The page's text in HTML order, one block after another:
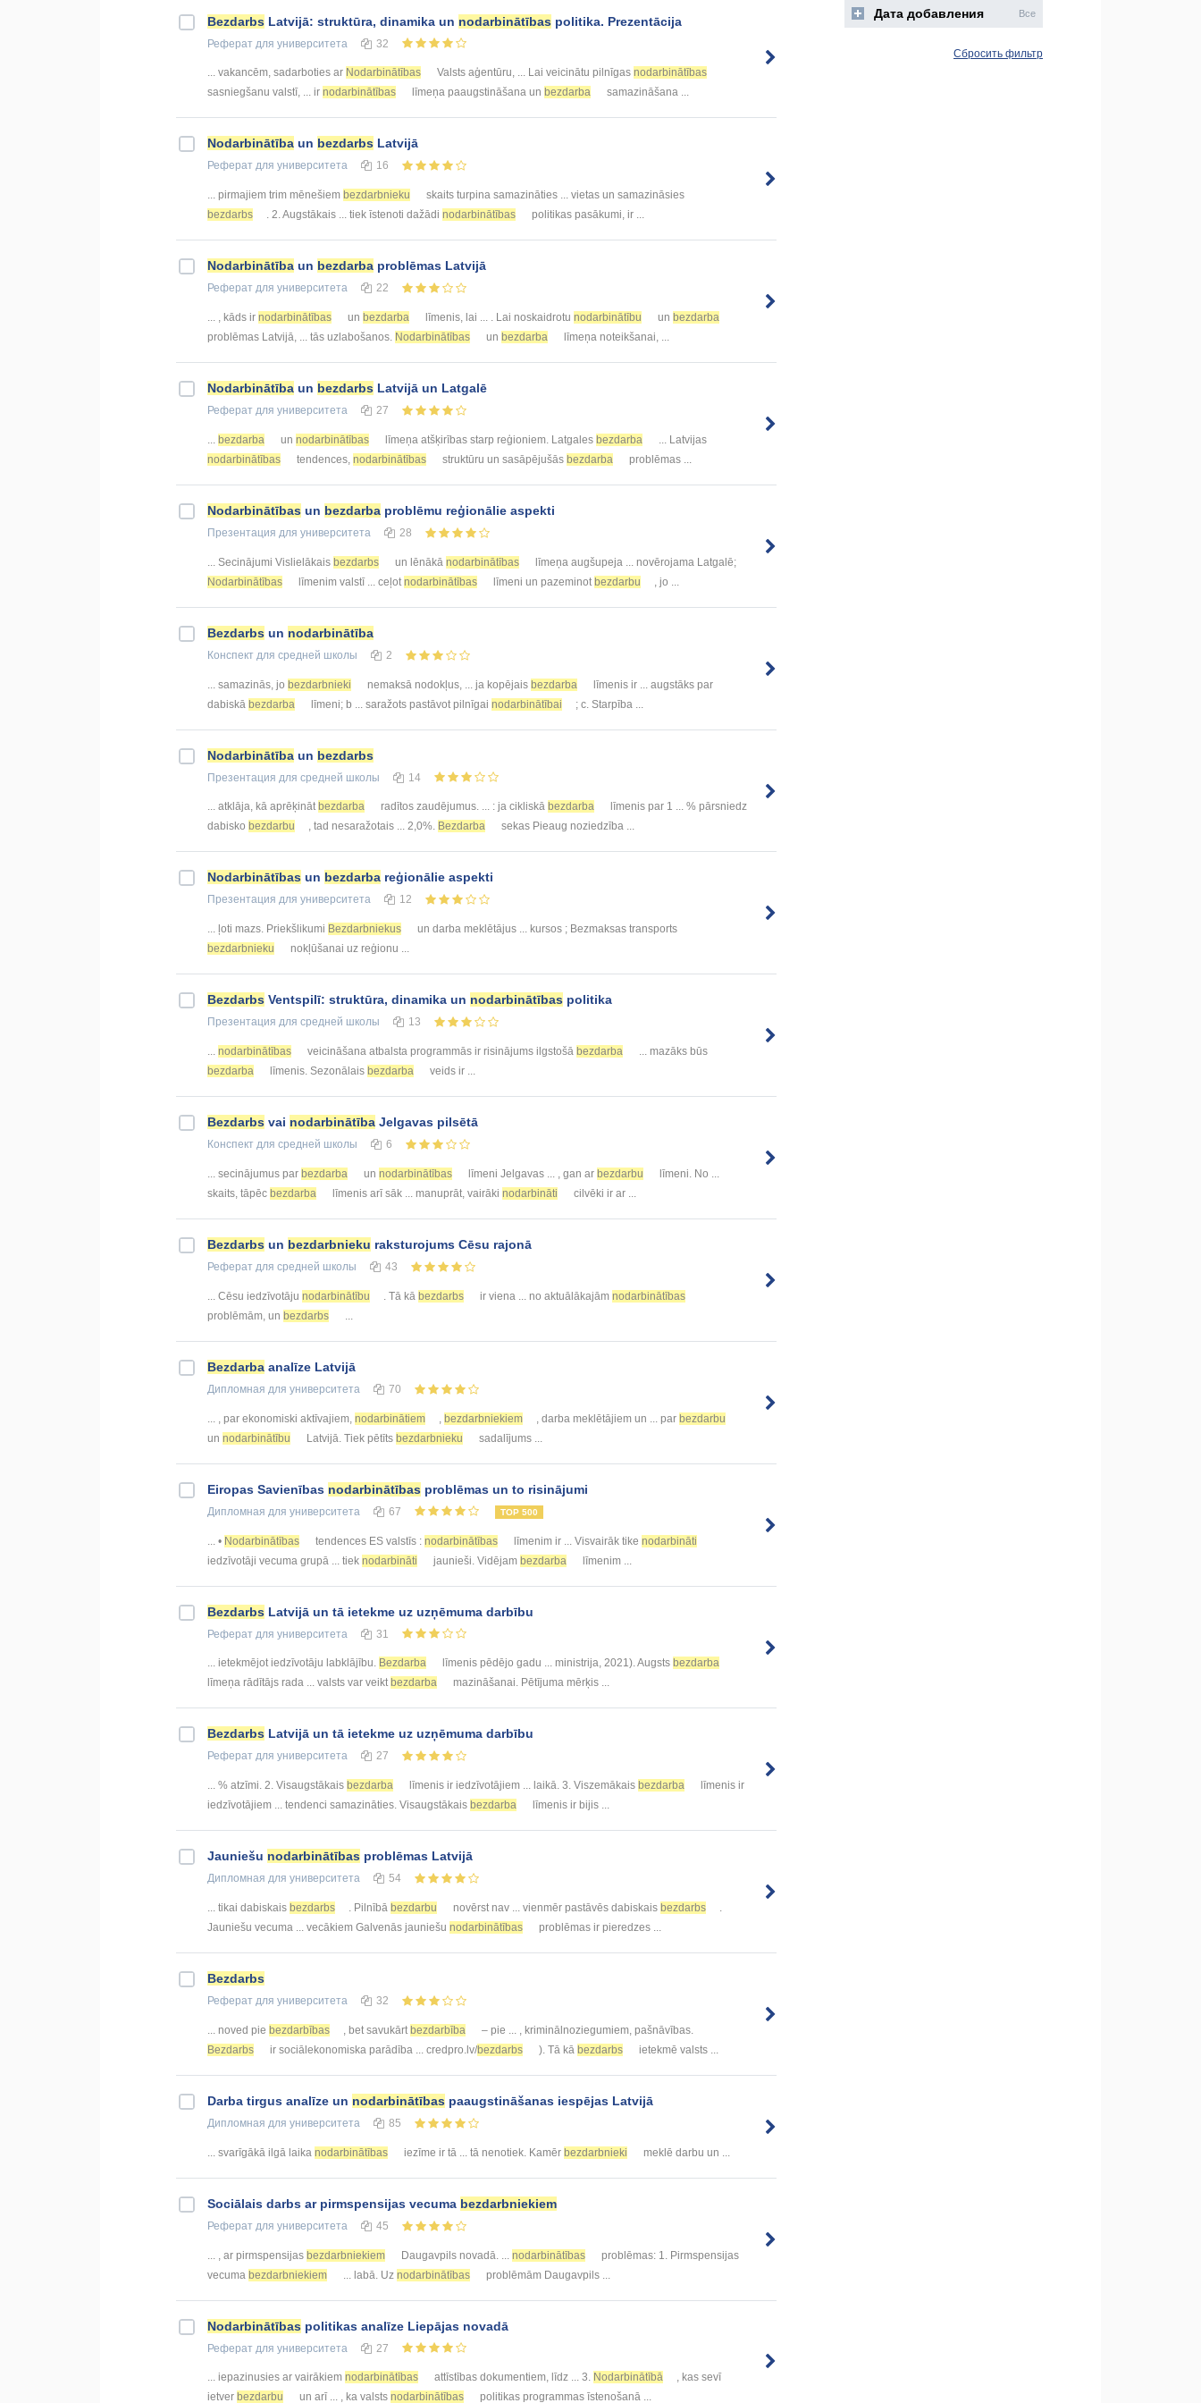
Bezdarbs Latvijā: struktūra, dinamika un nodarbinātības politika. Prezentācija
Реферат для университета 32
... vakancēm, sadarboties ar Nodarbinātības Valsts aģentūru, ... Lai veicinātu pilnīgas nodarbinātības
sasniegšanu valstī, ... ir nodarbinātības līmeņa paaugstināšana un bezdarba samazināšana ...
Nodarbinātība un bezdarbs Latvijā
Реферат для университета 16
... pirmajiem trim mēnešiem bezdarbnieku
skaits turpina samazināties ... vietas un samazināsies
bezdarbs
. 2. Augstākais ... tiek īstenoti dažādi nodarbinātības politikas pasākumi, ir ...
Nodarbinātība un bezdarba problēmas Latvijā
Реферат для университета 22
... , kāds ir nodarbinātības un bezdarba līmenis, lai ... . Lai noskaidrotu nodarbinātību un bezdarba
problēmas Latvijā, ... tās uzlabošanos. Nodarbinātības un bezdarba līmeņa noteikšanai, ...
Nodarbinātība un bezdarbs Latvijā un Latgalē
Реферат для университета 27
... bezdarba un nodarbinātības līmeņa atšķirības starp reģioniem. Latgales bezdarba
... Latvijas
nodarbinātības
tendences, nodarbinātības struktūru un sasāpējušās bezdarba problēmas ...
Nodarbinātības un bezdarba problēmu reģionālie aspekti
Презентация для университета 28
... Secinājumi Vislielākais bezdarbs un lēnākā nodarbinātības
līmeņa augšupeja ... novērojama Latgalē;
Nodarbinātības
līmenim valstī ... ceļot nodarbinātības līmeni un pazeminot bezdarbu , jo ...
Bezdarbs un nodarbinātība
Конспект для средней школы 2
... samazinās, jo bezdarbnieki nemaksā nodokļus, ... ja kopējais bezdarba
līmenis ir ... augstāks par
dabiskā bezdarba līmeni; b ... saražots pastāvot pilnīgai nodarbinātībai ; c. Starpība ...
Nodarbinātība un bezdarbs
Презентация для средней школы 14
... atklāja, kā aprēķināt bezdarba radītos zaudējumus. ... : ja cikliskā bezdarba
līmenis par 1 ... % pārsniedz
dabisko bezdarbu , tad nesaražotais ... 2,0%. Bezdarba sekas Pieaug noziedzība ...
Nodarbinātības un bezdarba reģionālie aspekti
Презентация для университета 12
... ļoti mazs. Priekšlikumi Bezdarbniekus
un darba meklētājus ... kursos ; Bezmaksas transports
bezdarbnieku
nokļūšanai uz reģionu ...
Bezdarbs Ventspilī: struktūra, dinamika un nodarbinātības politika
Презентация для средней школы 13
... nodarbinātības veicināšana atbalsta programmās ir risinājums ilgstošā bezdarba
... mazāks būs
bezdarba
līmenis. Sezonālais bezdarba veids ir ...
Bezdarbs vai nodarbinātība Jelgavas pilsētā
Конспект для средней школы 6
... secinājumus par bezdarba un nodarbinātības līmeni Jelgavas ... , gan ar bezdarbu
līmeni. No ...
skaits, tāpēc bezdarba līmenis arī sāk ... manuprāt, vairāki nodarbināti cilvēki ir ar ...
Bezdarbs un bezdarbnieku raksturojums Cēsu rajonā
Реферат для средней школы 43
... Cēsu iedzīvotāju nodarbinātību . Tā kā bezdarbs ir viena ... no aktuālākajām nodarbinātības
problēmām, un bezdarbs
Bezdarba analīze Latvijā
Дипломная для университета 70
... , par ekonomiski aktīvajiem, nodarbinātiem bezdarbniekiem , darba meklētājiem un ... par bezdarbu
un nodarbinātību Latvijā. Tiek pētīts bezdarbnieku sadalījums ...
Eiropas Savienības nodarbinātības problēmas un to risinājumi
Дипломная для университета 67 TOP 500
... • Nodarbinātības tendences ES valstīs : nodarbinātības līmenim ir ... Visvairāk tike nodarbināti
iedzīvotāji vecuma grupā ... tiek nodarbināti jaunieši. Vidējam bezdarba līmenim ...
Bezdarbs Latvijā un tā ietekme uz uzņēmuma darbību
Реферат для университета 31
... ietekmējot iedzīvotāju labklājību. Bezdarba līmenis pēdējo gadu ... ministrija, 2021). Augsts bezdarba
līmeņa rādītājs rada ... valsts var veikt bezdarba mazināšanai. Pētījuma mērķis ...
Bezdarbs Latvijā un tā ietekme uz uzņēmuma darbību
Реферат для университета 27
... % atzīmi. 2. Visaugstākais bezdarba līmenis ir iedzīvotājiem ... laikā. 3. Viszemākais bezdarba
līmenis ir
iedzīvotājiem ... tendenci samazināties. Visaugstākais bezdarba līmenis ir bijis ...
Jauniešu nodarbinātības problēmas Latvijā
Дипломная для университета 54
... tikai dabiskais bezdarbs . Pilnībā bezdarbu novērst nav ... vienmēr pastāvēs dabiskais bezdarbs
.
Jauniešu vecuma ... vecākiem Galvenās jauniešu nodarbinātības problēmas ir pieredzes ...
Bezdarbs
Реферат для университета 32
... noved pie bezdarbības , bet savukārt bezdarbība
– pie ... , kriminālnoziegumiem, pašnāvības.
Bezdarbs
ir sociālekonomiska parādība ... credpro.lv/bezdarbs ). Tā kā bezdarbs ietekmē valsts ...
Darba tirgus analīze un nodarbinātības paaugstināšanas iespējas Latvijā
Дипломная для университета 85
... svarīgākā ilgā laika nodarbinātības iezīme ir tā ... tā nenotiek. Kamēr bezdarbnieki meklē darbu un ...
Sociālais darbs ar pirmspensijas vecuma bezdarbniekiem
Реферат для университета 45
... , ar pirmspensijas bezdarbniekiem Daugavpils novadā. ... nodarbinātības
problēmas: 1. Pirmspensijas
vecuma bezdarbniekiem ... labā. Uz nodarbinātības problēmām Daugavpils ...
Nodarbinātības politikas analīze Liepājas novadā
Реферат для университета 27
... iepazinusies ar vairākiem nodarbinātības attīstības dokumentiem, līdz ... 3. Nodarbinātībā
, kas sevī
ietver bezdarbu un arī ... , ka valsts nodarbinātības politikas programmas īstenošanā ...
Дата добавления Все
Сбросить фильтр